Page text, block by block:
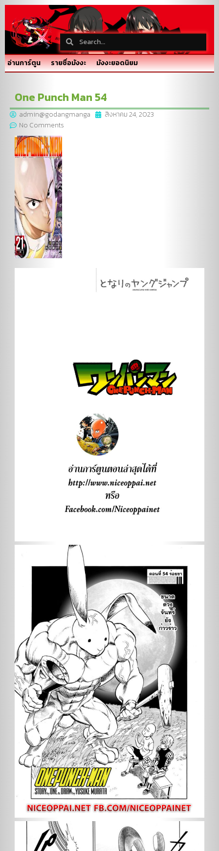
อ่านการ์ตูน รายชื่อมังงะ มังงะยอดนิยม
One Punch Man 54
admin@godangmanga
สิงหาคม 24, 2023
No Comments